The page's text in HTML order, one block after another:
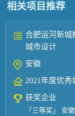
相关项目推荐
合肥运河新城
城市设计
安徽
2021年度优
获奖企业
「三等奖」 安